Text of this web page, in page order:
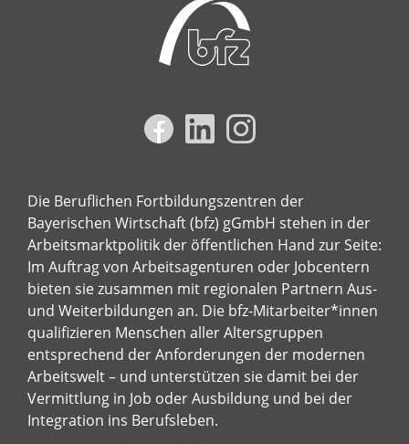
Die Beruflichen Fortbildungszentren der
Bayerischen Wirtschaft (bfz) gGmbH stehen in der
Arbeitsmarktpolitik der öffentlichen Hand zur Seite:
Im Auftrag von Arbeitsagenturen oder Jobcentern
bieten sie zusammen mit regionalen Partnern Aus-
und Weiterbildungen an. Die bfz-Mitarbeiter*innen
qualifizieren Menschen aller Altersgruppen
entsprechend der Anforderungen der modernen
Arbeitswelt – und unterstützen sie damit bei der
Vermittlung in Job oder Ausbildung und bei der
Integration ins Berufsleben.